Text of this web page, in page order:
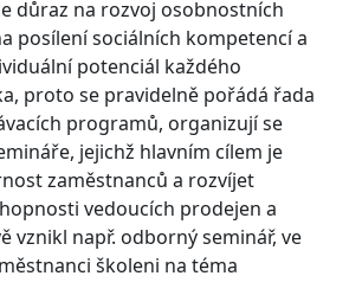
důraz na rozvoj osobnostních
posílení sociálních kompetencí a
potenciál každého
proto se pravidelně pořádá řada
programů, organizují se
jejichž hlavním cílem je
zaměstnanců a rozvíjet
vedoucích prodejen a
vznikl např. odborný seminář, ve
školeni na téma